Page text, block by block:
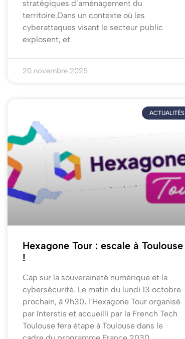
stratégiques d’aménagement du
territoire.Dans un contexte où les
cyberattaques visant le secteur public
explosent, et
20 novembre 2025
ACTUALITÉS
Hexagone Tour : escale à Toulouse
!
Cap sur la souveraineté numérique et la
cybersécurité. Le matin du lundi 13 octobre
prochain, à 9h30, l’Hexagone Tour organisé
par Interstis et accueilli par la French Tech
Toulouse fera étape à Toulouse dans le